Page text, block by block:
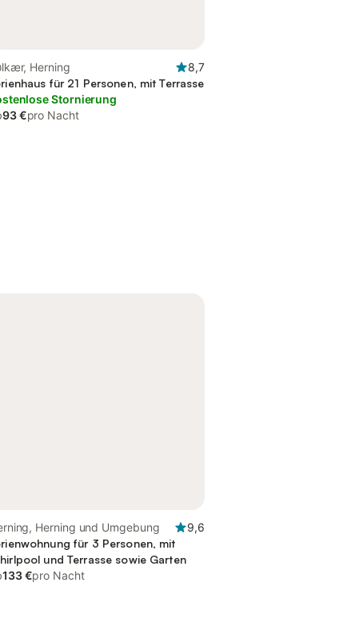
Herning
8,7
für 21 Personen, mit Terrasse
Stornierung
93 €pro Nacht
Herning und Umgebung
9,6
für 3 Personen, mit
und Terrasse sowie Garten
133 €pro Nacht